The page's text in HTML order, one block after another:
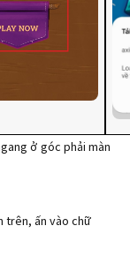
ở góc phải màn
trên, ấn vào chữ